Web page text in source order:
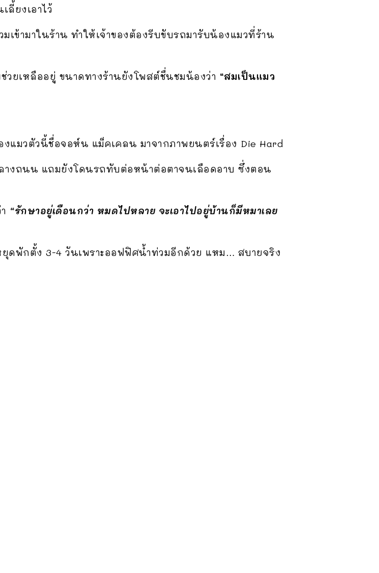
ลี้ยงเอาไว้
ข้ามาในร้าน ทำให้เจ้าของต้องรีบขับรถมารับน้องแมวที่ร้าน
ยเหลืออยู่ ขนาดทางร้านยังโพสต์ชื่นชมน้องว่า “สมเป็นแมว
แมวตัวนี้ชื่อจอห์น แม็คเคลน มาจากภาพยนตร์เรื่อง Die Hard
างถนน แถมยังโดนรถทับต่อหน้าต่อตาจนเลือดอาบ ซึ่งตอน
“รักษาอยู่เดือนกว่า หมดไปหลาย จะเอาไปอยู่บ้านก็มีหมาเลย
พักตั้ง 3-4 วันเพราะออฟฟิศน้ำท่วมอีกด้วย แหม… สบายจริง